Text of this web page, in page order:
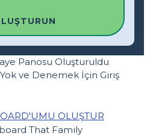
Panosu Oluşturuldu
ve Denemek İçin Giriş
OLUŞTUR